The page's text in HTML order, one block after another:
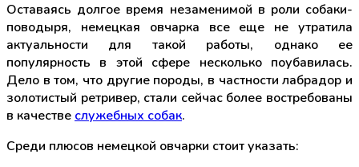
Оставаясь долгое время незаменимой в роли собаки-
поводыря, немецкая овчарка все еще не утратила
актуальности для такой работы, однако ее
популярность в этой сфере несколько поубавилась.
Дело в том, что другие породы, в частности лабрадор и
золотистый ретривер, стали сейчас более востребованы
в качестве служебных собак.
Среди плюсов немецкой овчарки стоит указать: